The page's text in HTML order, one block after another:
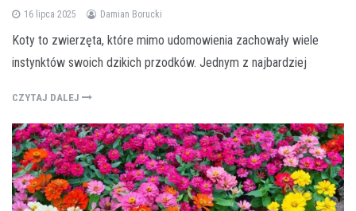
16 lipca 2025 Damian Borucki
Koty to zwierzęta, które mimo udomowienia zachowały wiele
instynktów swoich dzikich przodków. Jednym z najbardziej
CZYTAJ DALEJ